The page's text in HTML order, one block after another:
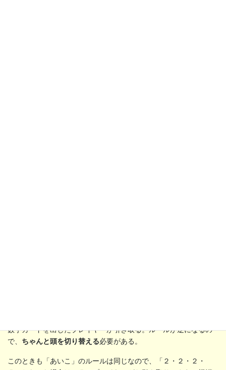
数字カードを出したプレイヤーが引き取る。ルールが逆になるの
で、 ちゃんと頭を切り替える必要がある。
このときも「あいこ」のルールは同じなので、「２・２・２・